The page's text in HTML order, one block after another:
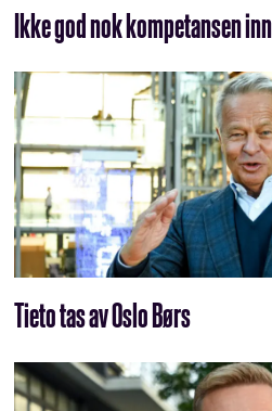
Ikke god nok kompetansen
Tieto tas av Oslo Børs